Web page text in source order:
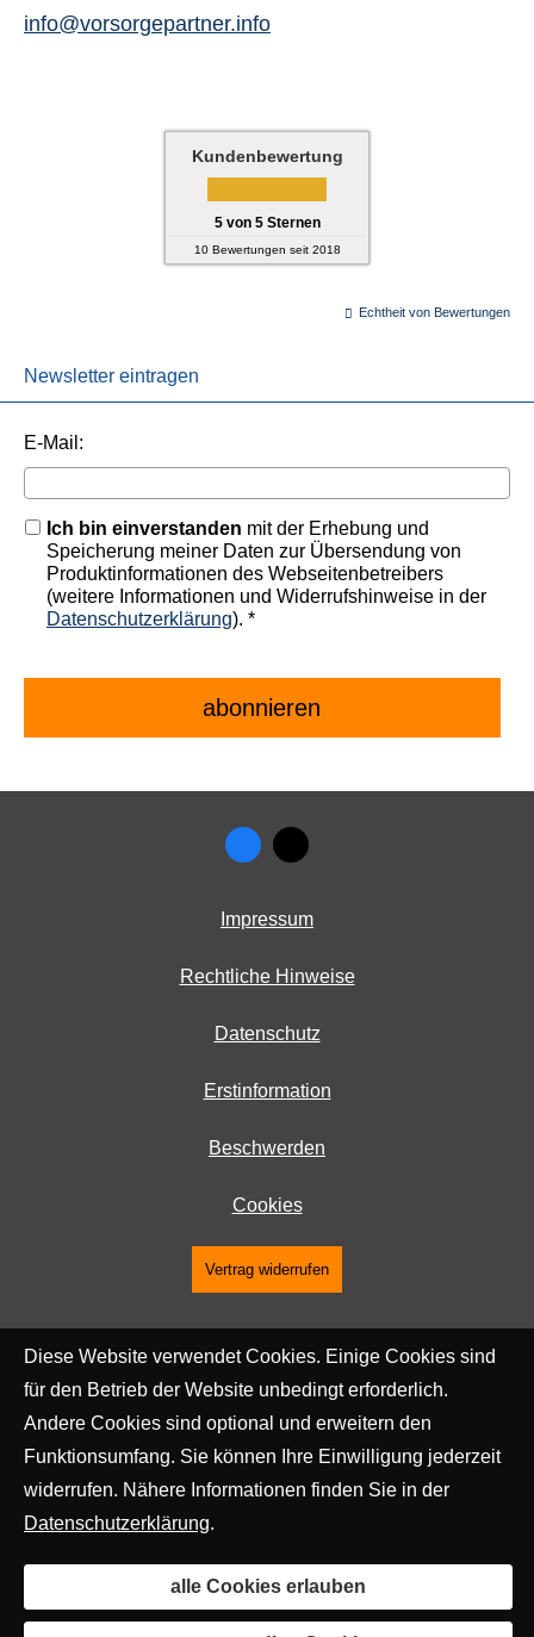
info@vorsorgepartner.info
Kundenbewertung
5von 5Sternen
10Bewertungen seit 2018
Echtheit von Bewertungen
Newsletter eintragen
E-Mail:
Ich bin einverstanden mit der Erhebung und
Speicherung meiner Daten zur Übersendung von
Produktinformationen des Webseitenbetreibers
(weitere Informationen und Widerrufshinweise in der
Datenschutzerklärung). *
Impressum
Rechtliche Hinweise
Datenschutz
Erstinformation
Beschwerden
Cookies
Vertrag widerrufen
Diese Website verwendet Cookies. Einige Cookies sind
für den Betrieb der Website unbedingt erforderlich.
Andere Cookies sind optional und erweitern den
Funktionsumfang. Sie können Ihre Einwilligung jederzeit
widerrufen. Nähere Informationen finden Sie in der
Datenschutzerklärung.
alle Cookies erlauben